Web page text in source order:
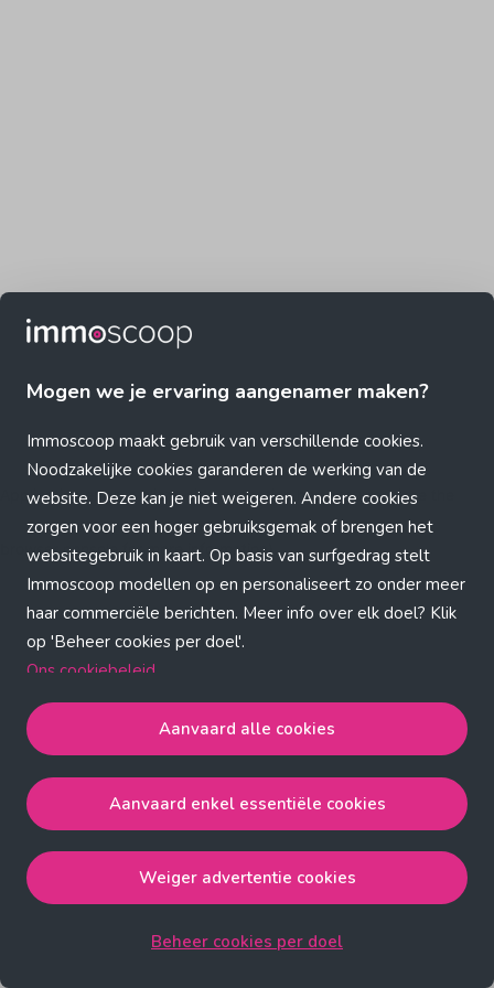
Mogen we je ervaring aangenamer maken?
Immoscoop maakt gebruik van verschillende cookies.
Noodzakelijke cookies garanderen de werking van de
website. Deze kan je niet weigeren. Andere cookies
zorgen voor een hoger gebruiksgemak of brengen het
websitegebruik in kaart. Op basis van surfgedrag stelt
Immoscoop modellen op en personaliseert zo onder meer
haar commerciële berichten. Meer info over elk doel? Klik
op 'Beheer cookies per doel'.
Ons cookiebeleid
Aanvaard alle cookiesgaat akkoord met de strict
noodzakelijke, analytische, functionele en advertentie
cookies.
de strict noodzakelijke cookies.
Weiger advertentie cookiesgaat akkoord met de strict
Aanvaard alle cookies
Aanvaard enkel essentiële cookies
Weiger advertentie cookies
Beheer cookies per doel
Application error: a client-side exception has occurred (see the
browser console for more information)